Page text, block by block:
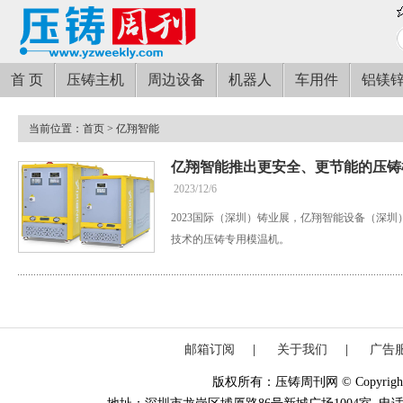
首 页 压铸主机 周边设备 机器人 车用件 铝镁
当前位置： 首页 > 亿翔智能
亿翔智能推出更安全、更节能的压
2023/12/6
2023国际（深圳）铸业展，亿翔智能设备（深
技术的压铸专用模温机。
邮箱订阅 关于我们 广告
版权所有：压铸周刊网 ©